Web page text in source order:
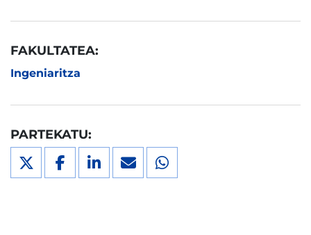
FAKULTATEA:
Ingeniaritza
PARTEKATU: